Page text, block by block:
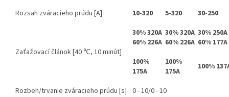
Rozsah zváracieho prúdu [A]
10-320 5-320 30-250
Zaťažovací článok [40 ℃, 10 minút]
30% 320A
60% 226A
30% 320A
60% 226A
30% 250A
60% 177A
100%
175A
100%
175A
100%
Rozbeh/trvanie zváracieho prúdu [s] 0 - 10/0 - 10